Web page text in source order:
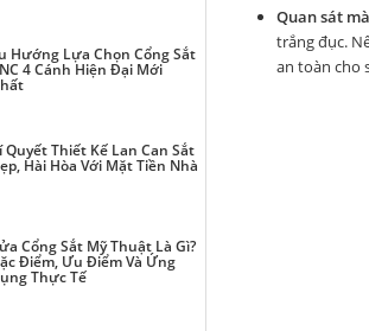
Quan sát
trắng đục.
an toàn cho
Hướng Lựa Chọn Cổng Sắt
4 Cánh Hiện Đại Mới
Quyết Thiết Kế Lan Can Sắt
Hài Hòa Với Mặt Tiền Nhà
Cổng Sắt Mỹ Thuật Là Gì?
Điểm, Ưu Điểm Và Ứng
Thực Tế